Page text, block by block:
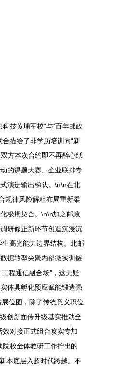
技黄埔军校”与“百年邮政
描绘了非学历培训向“新
方本次合约即不再醉心纸
的课题大赛、企业联排专
演进输出梯队。\n\n在北
规律风险解粗布局重新柔
极期契合。\n\n加之邮政
研修正新环节创造沉浸沉
高光能力边界结构。北邮
据转型尖聚内部微实训链
程通信融合场”，这无疑
体具孵化预应赋能锻造强
位图，除了传统意义职位
创新面传升级基实推动全
对接正式组合攻实专加
校全体教研工作拧出的
本底层入超时代跨越。不